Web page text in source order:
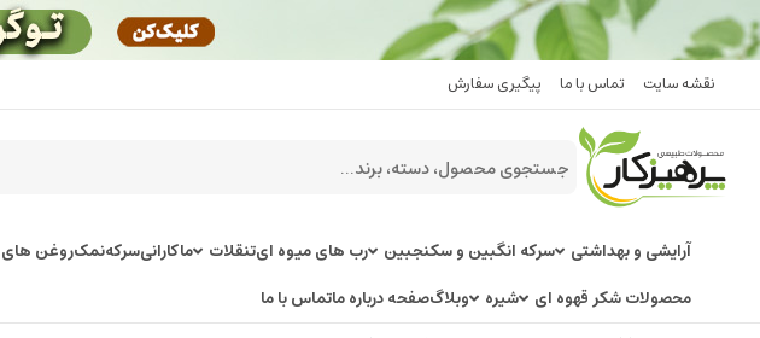
نقشه سایت تماس با ما پیگیری سفارش
آرایشی و بهداشتی سرکه انگبین و سکنجبین رب های میوه ایتنقلات ماکارانیسرکهنمکروغن های
محصولات شکر قهوه ای
شیره وبلاگصفحه درباره ماتماس با ما